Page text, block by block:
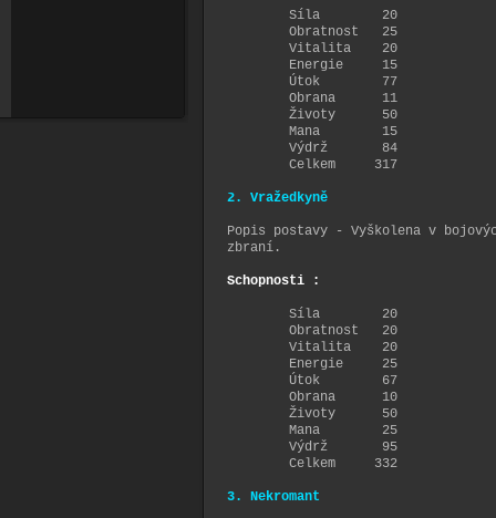
Síla 20
Obratnost 25
Vitalita 20
Energie 15
Útok 77
Obrana 11
Životy 50
Mana 15
Výdrž 84
Celkem 317
2. Vražedkyně
Popis postavy - Vyškolena v
zbraní.
Schopnosti :
Síla 20
Obratnost 20
Vitalita 20
Energie 25
Útok 67
Obrana 10
Životy 50
Mana 25
Výdrž 95
Celkem 332
3. Nekromant